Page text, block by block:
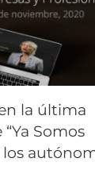
la última
Somos